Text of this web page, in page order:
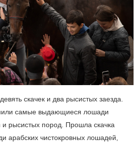
скачек и два рысистых заезда.
самые выдающиеся лошади
и рысистых пород. Прошла скачка
арабских чистокровных лошадей,